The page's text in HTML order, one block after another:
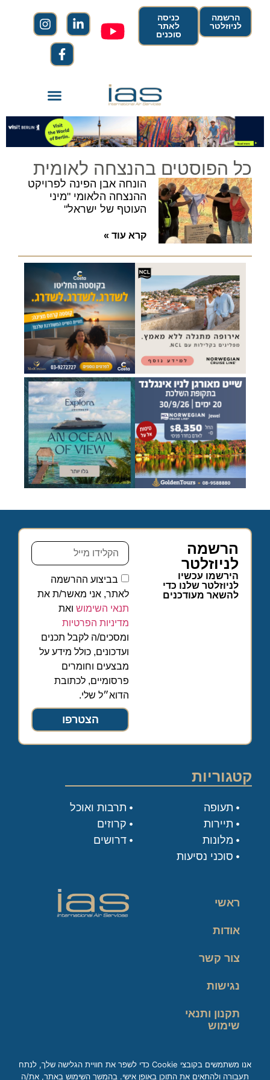
הרשמה
לניוזלטר
כניסה
לאתר
סוכנים
כל הפוסטים בהנצחה לאומית
הונחה אבן הפינה לפרויקט
ההנצחה הלאומי "מיני
העוטף של ישראל"
קרא עוד »
הרשמה
לניוזלטר
הירשמו עכשיו
לניוזלטר שלנו כדי
להשאר מעודכנים
בביצוע ההרשמה
לאתר, אני מאשר/ת את
תנאי השימוש ואת
מדיניות הפרטיות
ומסכים/ה לקבל תכנים
ועדכונים, כולל מידע על
מבצעים וחומרים
פרסומיים, לכתובת
הדוא״ל שלי.
הצטרפו
קטגוריות
תעופה
תיירות
מלונות
סוכני נסיעות
תרבות ואוכל
קרוזים
דרושים
ראשי
אודות
צור קשר
נגישות
תקנון ותנאי
שימוש
אנו משתמשים בקובצי Cookie כדי לשפר את חוויית הגלישה שלך, לנתח
תעבורה ולהתאים את התוכן באופן אישי. בהמשך השימוש באתר, את/ה